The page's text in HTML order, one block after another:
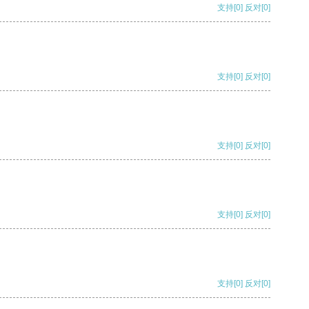
支持[0] 反对[0]
支持[0] 反对[0]
支持[0] 反对[0]
支持[0] 反对[0]
支持[0] 反对[0]